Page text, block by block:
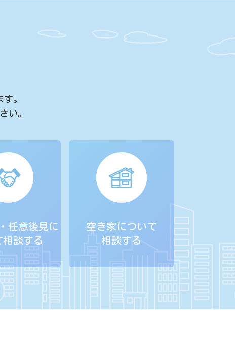
。
い。
任意後見に
相談する
空き家について
相談する